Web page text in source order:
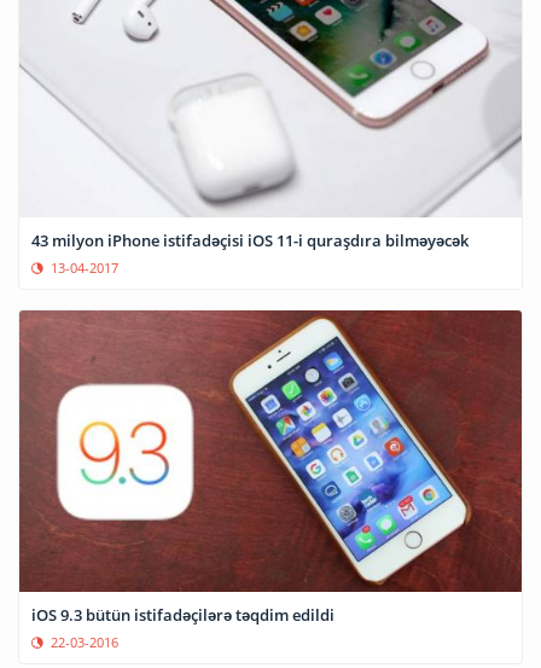
43 milyon iPhone istifadəçisi iOS 11-i quraşdıra bilməyəcək
13-04-2017
iOS 9.3 bütün istifadəçilərə təqdim edildi
22-03-2016